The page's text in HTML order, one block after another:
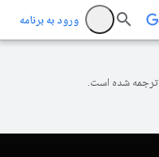
ورود به برنامه
ترجمه شده است.